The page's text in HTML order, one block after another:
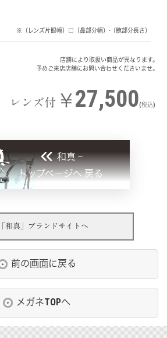
※（レンズ片眼幅）□（鼻部分幅）-（腕部分長さ）
店舗により取扱い商品が異なります。
予めご来店店舗にお問い合わせくださいませ。
レンズ付 ￥27,500(税込)
和真 ｰ
トップページへ 戻る
「和真」ブランドサイトへ
前の画面に戻る
メガネTOPへ